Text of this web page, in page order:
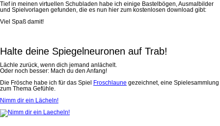
Tief in meinen virtuellen Schubladen habe ich einige Bastelbögen, Ausmalbilder
und Spielvorlagen gefunden, die es nun hier zum kostenlosen download gibt:
Viel Spaß damit!
Halte deine Spiegelneuronen auf Trab!
Lächle zurück, wenn dich jemand anlächelt.
Oder noch besser: Mach du den Anfang!
Die Frösche habe ich für das Spiel
Froschlaune gezeichnet, eine Spielesammlung
zum Thema Gefühle.
Nimm dir ein Lächeln!